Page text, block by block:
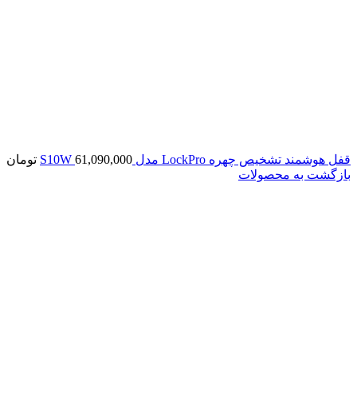
قفل هوشمند تشخیص چهره LockPro مدل S10W 61,090,000
تومان
بازگشت به محصولات